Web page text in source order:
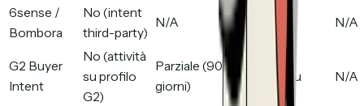
6sense /
Bombora
No (intent
third-party)
N/A
Sì (per
l'intent)
N/A
G2 Buyer
Intent
No (attività
su profilo
G2)
Parziale (90
giorni)
Parziale
(push su
CRM)
N/A